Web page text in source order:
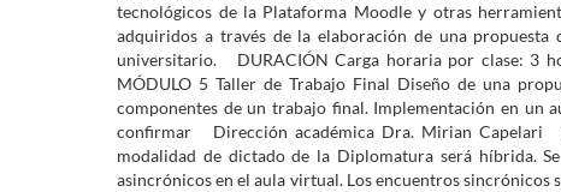
tecnológicos de la Plataforma Moodle y otras
adquiridos a través de la elaboración de una
universitario. DURACIÓN Carga horaria por clase: 3
MÓDULO 5 Taller de Trabajo Final Diseño de una
componentes de un trabajo final. Implementación en
confirmar Dirección académica Dra. Mirian Capelari
modalidad de dictado de la Diplomatura será híbrida.
asincrónicos en el aula virtual. Los encuentros sincrónicos